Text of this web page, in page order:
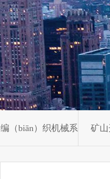
MDG型氮（dàn）气灌充机
灭火器氮气灌（guàn）充
GTM-B型二氧化碳灭火器
锁（suǒ）管机设备
分体式胶管扣压机
DSG-102型胶管（guǎn）
装管机胀管机撸管机
快速换模电控锁管机
编（biān）织机械系
列
矿